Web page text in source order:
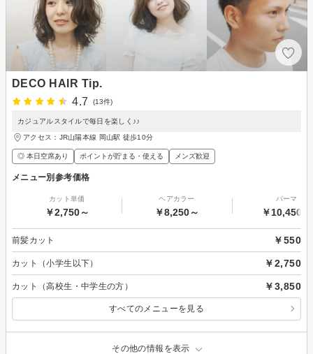
DECO HAIR Tip.
4.7
(13件)
カジュアルスタイルで毎日を楽しく♪♪
アクセス：JR山陽本線 岡山駅 徒歩10分
◎ 本日空席あり ポイントが貯まる・使える メンズ歓迎
メニュー別参考価格
カット単価
￥2,750～
ヘアカラー
￥8,250～
パーマ
￥10,450～
前髪カット ￥550
カット（小学生以下） ￥2,750
カット（高校生・中学生の方） ￥3,850
すべてのメニューを見る
その他の情報を表示